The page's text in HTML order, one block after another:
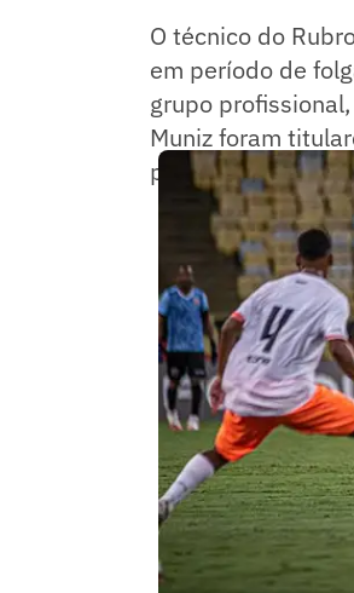
O técnico do
em período de
grupo
Muniz foram
partida contra o